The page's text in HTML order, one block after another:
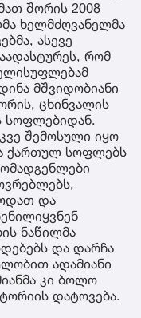
შორის 2008
ხელმძღვანელმა
ასევე
რომ
მშვიდობიანი
ცხინვალის
სოფლებიდან.
შემოსული იყო
ქართულ სოფლებს
და
ნაწილმა
და დარჩა
ადამიანი
კი ბოლო
დატოვება.